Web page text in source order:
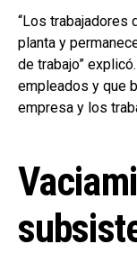
“Los trabajadores
planta y
de trabajo”
empleados y que
empresa y los